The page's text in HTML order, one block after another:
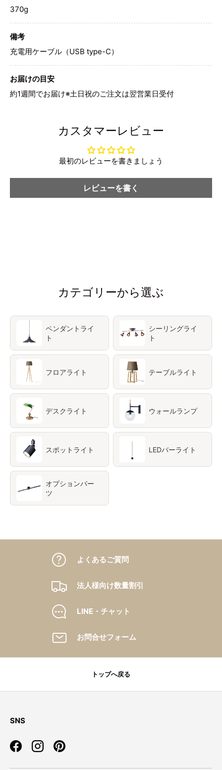
370g
備考
充電用ケーブル（USB type-C）
お届けの目安
約1週間でお届け※土日祝のご注文は翌営業日受付
カスタマーレビュー
最初のレビューを書きましょう
レビューを書く
カテゴリーから選ぶ
ペンダントライ
ト
シーリングライ
ト
フロアライト テーブルライト
デスクライト ウォールランプ
スポットライト LEDバーライト
オプションパー
ツ
よくあるご質問
法人様向け数量割引
LINE・チャット
お問合せフォーム
トップへ戻る
SNS
FacebookInstagramPinterest